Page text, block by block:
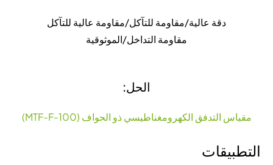
دقة عالية/مقاومة للتآكل/مقاومة عالية للتآكل
مقاومة التداخل/الموثوقية
الحل:
مقياس التدفق الكهرومغناطيسي ذو الحواف (MTF-F-100)
التطبيقات